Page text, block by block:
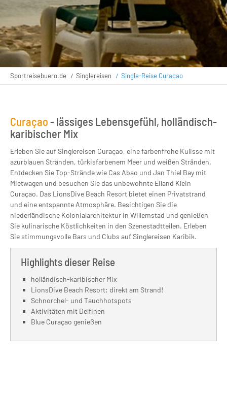
Sportreisebuero.de Singlereisen Single-Reise Curacao
Curaçao- lässiges Lebensgefühl, holländisch-
karibischer Mix
Erleben Sie auf Singlereisen Curaçao, eine farbenfrohe Kulisse mit
azurblauen Stränden, türkisfarbenem Meer und weißen Stränden.
Entdecken Sie Top-Strände wie Cas Abao und Jan Thiel Bay mit
Mietwagen und besuchen Sie das unbewohnte Eiland Klein
Curaçao. Das LionsDive Beach Resort bietet einen Privatstrand
und eine entspannte Atmosphäre. Besichtigen Sie die
niederländische Kolonialarchitektur in Willemstad und genießen
Sie kulinarische Köstlichkeiten in den Szenestadtteilen. Erleben
Sie stimmungsvolle Bars und Clubs auf Singlereisen Karibik.
Highlights dieser Reise
holländisch-karibischer Mix
LionsDive Beach Resort: direkt am Strand!
Schnorchel- und Tauchhotspots
Aktivitäten mit Delfinen
Blue Curaçao genießen